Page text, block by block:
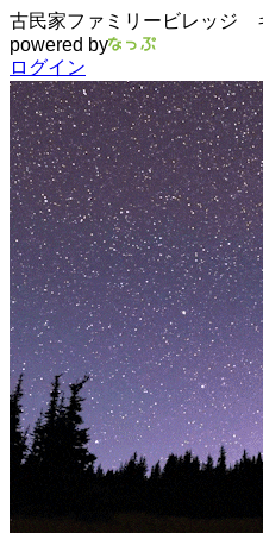
古民家ファミリービレッジ
powered by
ログイン